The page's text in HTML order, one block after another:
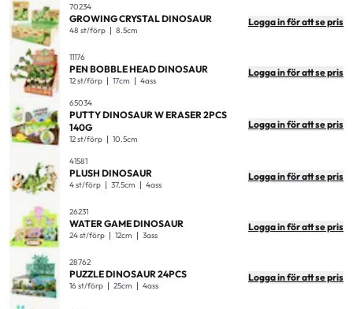
70234
GROWING CRYSTAL DINOSAUR
48 st/förp 8.5cm
Logga in för att se pris
11176
PEN BOBBLE HEAD DINOSAUR
12 st/förp 17cm 4ass
Logga in för att se pris
65034
PUTTY DINOSAUR W ERASER 2PCS
140G
12 st/förp 10.5cm
Logga in för att se pris
41581
PLUSH DINOSAUR
4 st/förp 37.5cm 4ass
Logga in för att se pris
26231
WATER GAME DINOSAUR
24 st/förp 12cm 3ass
Logga in för att se pris
28762
PUZZLE DINOSAUR 24PCS
16 st/förp 25cm 4ass
Logga in för att se pris